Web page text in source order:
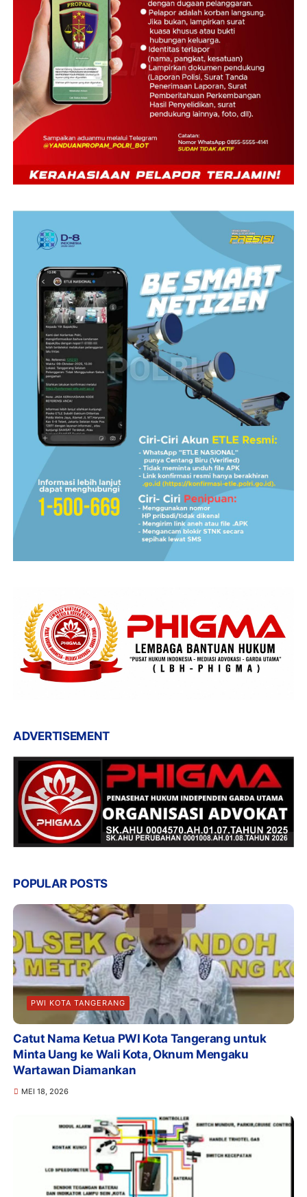
ADVERTISEMENT
POPULAR POSTS
PWI KOTA TANGERANG
Catut Nama Ketua PWI Kota Tangerang untuk
Minta Uang ke Wali Kota, Oknum Mengaku
Wartawan Diamankan
MEI 18, 2026